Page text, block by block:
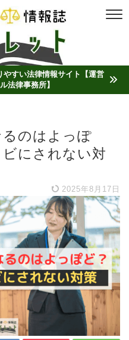
すい法律情報サイト【運営
法律事務所】
のはよっぽ
にされない対
2025年8月17日